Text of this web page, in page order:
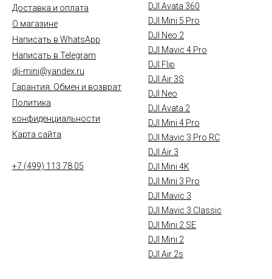
Доставка и оплата
О магазине
Написать в WhatsApp
Написать в Telegram
dji-mini@yandex.ru
Гарантия. Обмен и возврат
Политика
конфиденциальности
Карта сайта
+7 (499) 113 78 05
DJI Avata 360
DJI Mini 5 Pro
DJI Neo 2
DJI Mavic 4 Pro
DJI Flip
DJI Air 3S
DJI Neo
DJI Avata 2
DJI Mini 4 Pro
DJI Mavic 3 Pro RC
DJI Air 3
DJI Mini 4K
DJI Mini 3 Pro
DJI Mavic 3
DJI Mavic 3 Classic
DJI Mini 2 SE
DJI Mini 2
DJI Air 2s